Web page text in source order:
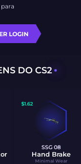
LOGIN
DO CS2
$1.62
SSG 08
Hand Brake
Minimal Wear